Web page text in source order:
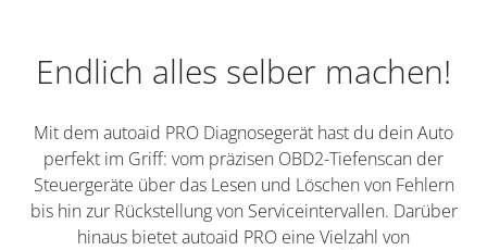
Endlich alles selber machen!
Mit dem autoaid PRO Diagnosegerät hast du dein Auto
perfekt im Griff: vom präzisen OBD2-Tiefenscan der
Steuergeräte über das Lesen und Löschen von Fehlern
bis hin zur Rückstellung von Serviceintervallen. Darüber
hinaus bietet autoaid PRO eine Vielzahl von